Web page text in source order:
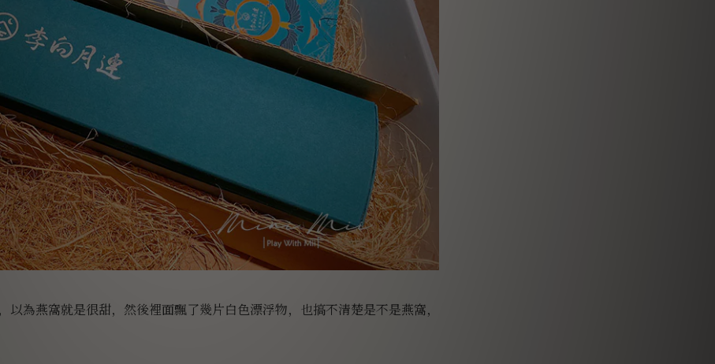
為燕窩就是很甜，然後裡面飄了幾片白色漂浮物，也搞不清楚是不是燕窩，